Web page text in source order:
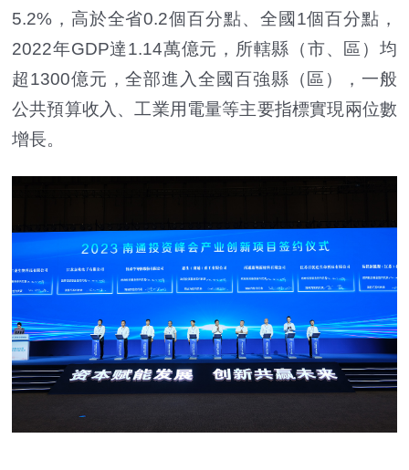
5.2%，高於全省0.2個百分點、全國1個百分點，
2022年GDP達1.14萬億元，所轄縣（市、區）均
超1300億元，全部進入全國百強縣（區），一般
公共預算收入、工業用電量等主要指標實現兩位數
增長。